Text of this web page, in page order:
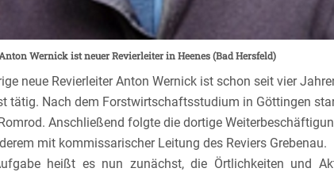
Wernick ist neuerRevierleiter in Heenes (Bad Hersfeld)
neue Revierleiter Anton Wernick ist schon seit vier
tätig. Nach dem Forstwirtschaftsstudium in Göttingen
Anschließend folgte die dortige
mit kommissarischer Leitung des Reviers Grebenau.
heißt es nun zunächst, die Örtlichkeiten und